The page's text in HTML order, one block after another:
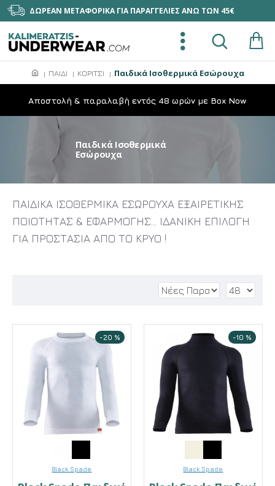
ΔΩΡΕΑΝ ΜΕΤΑΦΟΡΙΚΑ ΓΙΑ ΠΑΡΑΓΓΕΛΙΕΣ ΑΝΩ ΤΩΝ 45€
ΠΑΙΔΙ ΚΟΡΙΤΣΙ Παιδικά Ισοθερμικά Εσώρουχα
Aποστολή & παραλαβή εντός 48 ωρών με Box Now
Παιδικά Ισοθερμικά
Εσώρουχα
ΠΑΙΔΙΚΑ ΙΣΟΘΕΡΜΙΚΑ ΕΣΩΡΟΥΧΑ ΕΞΑΙΡΕΤΙΚΗΣ
ΠΟΙΟΤΗΤΑΣ & ΕΦΑΡΜΟΓΗΣ… ΙΔΑΝΙΚΗ ΕΠΙΛΟΓΗ
ΓΙΑ ΠΡΟΣΤΑΣΙΑ ΑΠΟ ΤΟ ΚΡΥΟ !
-20 %
Black Spade
-10 %
Black Spade